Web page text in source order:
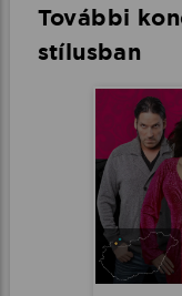
További
stílusban